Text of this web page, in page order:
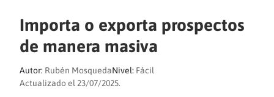
Importa o exporta prospectos
de manera masiva
Autor: Rubén MosquedaNivel: Fácil
Actualizado el 23/07/2025.